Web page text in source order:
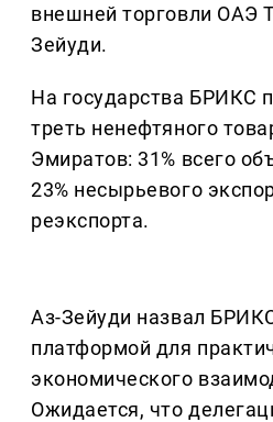
внешней торговли ОАЭ
Зейуди.
На государства БРИКС
треть ненефтяного
Эмиратов: 31% всего
23% несырьевого
реэкспорта.
Аз-Зейуди назвал
платформой для
экономического
Ожидается, что